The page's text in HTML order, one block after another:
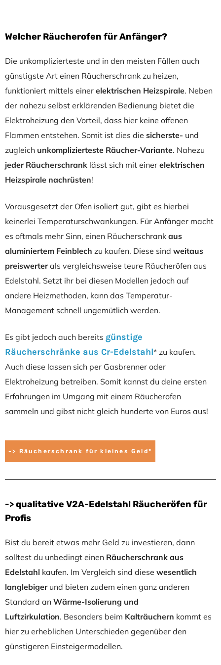
Welcher Räucherofen für Anfänger?
Die unkomplizierteste und in den meisten Fällen auch
günstigste Art einen Räucherschrank zu heizen,
funktioniert mittels einer elektrischen Heizspirale. Neben
der nahezu selbst erklärenden Bedienung bietet die
Elektroheizung den Vorteil, dass hier keine offenen
Flammen entstehen. Somit ist dies die sicherste- und
zugleich unkomplizierteste Räucher-Variante. Nahezu
jeder Räucherschrank lässt sich mit einer elektrischen
Heizspirale nachrüsten!
Vorausgesetzt der Ofen isoliert gut, gibt es hierbei
keinerlei Temperaturschwankungen. Für Anfänger macht
es oftmals mehr Sinn, einen Räucherschrank aus
aluminiertem Feinblech zu kaufen. Diese sind weitaus
preiswerterals vergleichsweise teure Räucheröfen aus
Edelstahl. Setzt ihr bei diesen Modellen jedoch auf
andere Heizmethoden, kann das Temperatur-
Management schnell ungemütlich werden.
Es gibt jedoch auch bereits günstige
Räucherschränke aus Cr-Edelstahl* zu kaufen.
Auch diese lassen sich per Gasbrenner oder
Elektroheizung betreiben. Somit kannst du deine ersten
Erfahrungen im Umgang mit einem Räucherofen
sammeln und gibst nicht gleich hunderte von Euros aus!
-> Räucherschrank für kleines Geld*
-> qualitative V2A-Edelstahl Räucheröfen für
Profis
Bist du bereit etwas mehr Geld zu investieren, dann
solltest du unbedingt einen Räucherschrank aus
Edelstahl kaufen. Im Vergleich sind diese wesentlich
langlebigerund bieten zudem einen ganz anderen
Standard an Wärme-Isolierung und
Luftzirkulation. Besonders beim Kalträuchern kommt es
hier zu erheblichen Unterschieden gegenüber den
günstigeren Einsteigermodellen.